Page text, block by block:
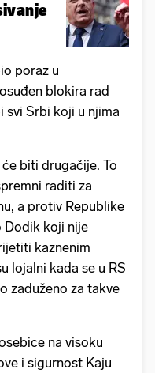
poraz u
blokira rad
Srbi koji u njima
biti drugačije. To
raditi za
a protiv Republike
Dodik koji nije
kaznenim
lojalni kada se u RS
zaduženo za takve
na visoku
i sigurnost Kaju